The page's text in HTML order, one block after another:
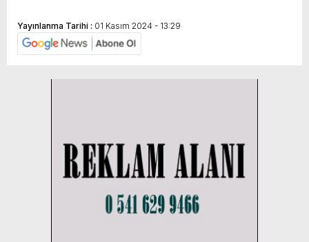
Yayınlanma Tarihi : 01 Kasım 2024 - 13:29